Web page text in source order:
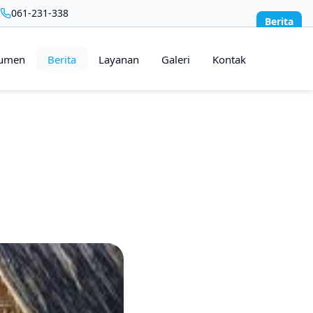
061-231-338
Berita Layanan Galeri Kontak
Berita